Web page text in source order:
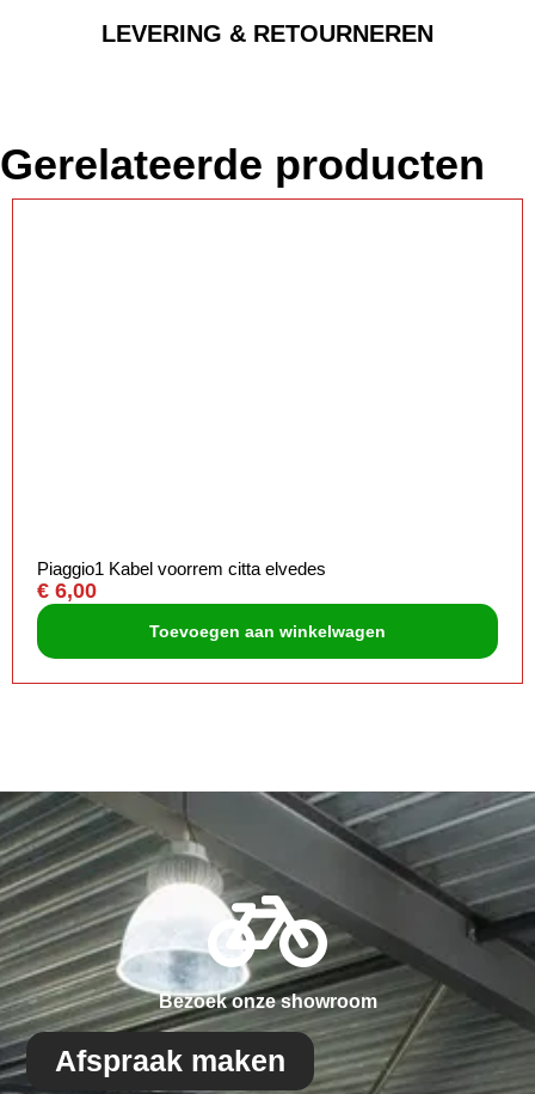
LEVERING & RETOURNEREN
Gerelateerde producten
Piaggio1 Kabel voorrem citta elvedes
€ 6,00
Toevoegen aan winkelwagen
Bezoek onze showroom
Afspraak maken